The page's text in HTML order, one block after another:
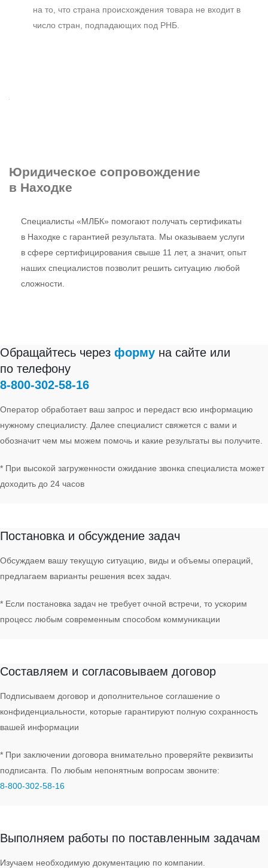
на то, что страна происхождения товара не входит в
число стран, подпадающих под РНБ.
Юридическое сопровождение
в Находке
Специалисты «МЛБК» помогают получать сертификаты
в Находке с гарантией результата. Мы оказываем услуги
в сфере сертифицирования свыше 11 лет, а значит, опыт
наших специалистов позволит решить ситуацию любой
сложности.
Обращайтесь через форму на сайте или
по телефону
8‑800‑302‑58‑16
Оператор обработает ваш запрос и передаст всю информацию
нужному специалисту. Далее специалист свяжется с вами и
обозначит чем мы можем помочь и какие результаты вы получите.
* При высокой загруженности ожидание звонка специалиста может
доходить до 24 часов
Постановка и обсуждение задач
Обсуждаем вашу текущую ситуацию, виды и объемы операций,
предлагаем варианты решения всех задач.
* Если постановка задач не требует очной встречи, то ускорим
процесс любым современным способом коммуникации
Составляем и согласовываем договор
Подписываем договор и дополнительное соглашение о
конфиденциальности, которые гарантируют полную сохранность
вашей информации
* При заключении договора внимательно проверяйте реквизиты
подписанта. По любым непонятным вопросам звоните:
8‑800‑302‑58‑16
Выполняем работы по поставленным задачам
Изучаем необходимую документацию по компании.